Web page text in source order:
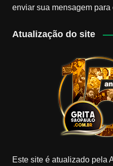
enviar sua mensagem
Atualização do site
Este site é atualizado pela